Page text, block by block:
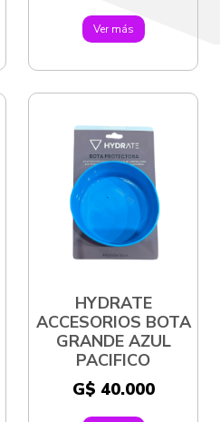
Ver más
HYDRATE
ACCESORIOS BOTA
GRANDE AZUL
PACIFICO
G$ 40.000